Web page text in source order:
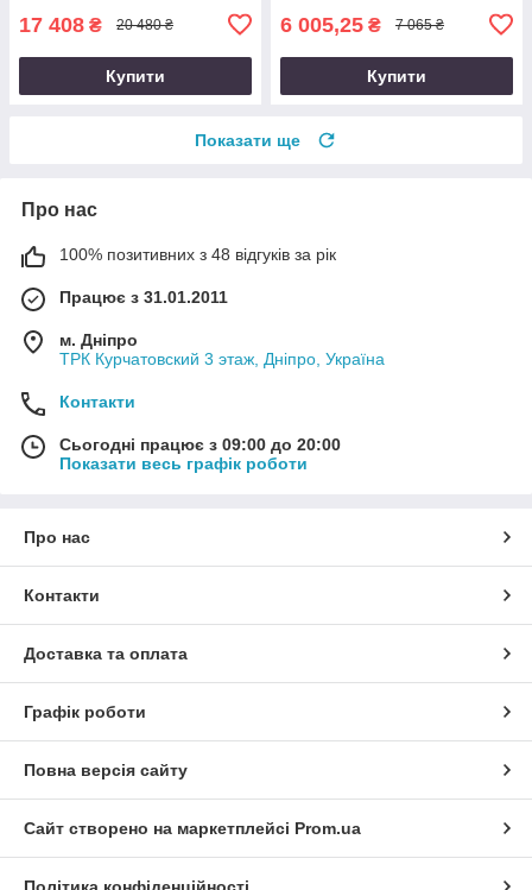
17 408 ₴ 20 480 ₴
Купити
6 005,25 ₴ 7 065 ₴
Купити
Показати ще
Про нас
100% позитивних з 48 відгуків за рік
Працює з 31.01.2011
м. Дніпро
ТРК Курчатовский 3 этаж, Дніпро, Україна
Контакти
Сьогодні працює з 09:00 до 20:00
Показати весь графік роботи
Про нас
Контакти
Доставка та оплата
Графік роботи
Повна версія сайту
Сайт створено на маркетплейсі Prom.ua